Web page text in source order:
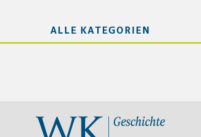
ALLE KATEGORIEN